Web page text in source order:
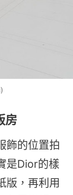
房
飾的位置拍
是Dior的樣
版，再利用